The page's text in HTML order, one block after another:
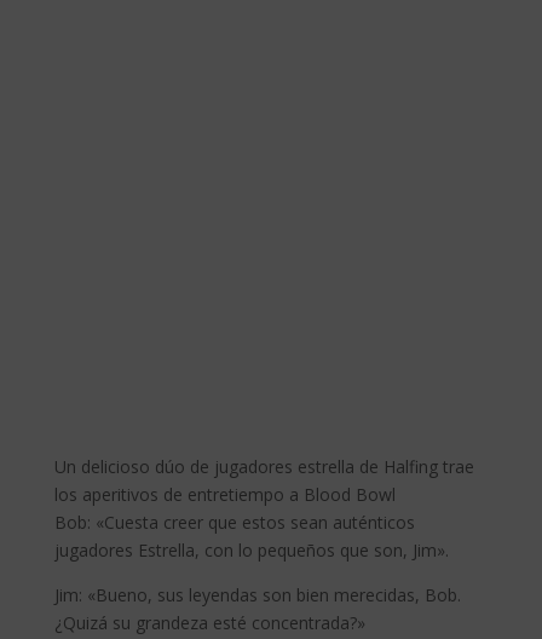
Un delicioso dúo de jugadores estrella de Halfing trae
los aperitivos de entretiempo a Blood Bowl
Bob: «Cuesta creer que estos sean auténticos
jugadores Estrella, con lo pequeños que son, Jim».
Jim: «Bueno, sus leyendas son bien merecidas, Bob.
¿Quizá su grandeza esté concentrada?»